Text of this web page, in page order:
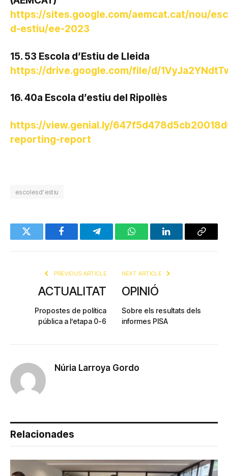
https://sites.google.com/aemcat.cat/nou/
d-estiu/ee-2023
15. 53 Escola d’Estiu de Lleida
https://drive.google.com/file/d/
16. 40a Escola d’estiu del Ripollès
https://view.genial.ly/
reporting-report
escolesd'estiu
Twitter FacebookTelegramWhatsAppLinkedInCopy
PREVIOUS ARTICLE
ACTUALITAT
Propostes de política
pública a l’etapa 0-6
NEXT ARTICLE
OPINIÓ
Sobre els resultats dels
informes PISA
Núria Larroya Gordo
Relacionades